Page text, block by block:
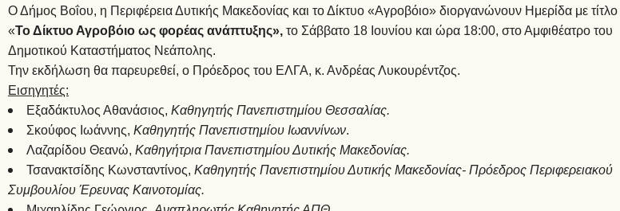
Ο Δήμος Βοΐου, η Περιφέρεια Δυτικής Μακεδονίας και το Δίκτυο «Αγροβόιο» διοργανώνουν Ημερίδα με τίτλο
«Το Δίκτυο Αγροβόιο ως φορέας ανάπτυξης»,το Σάββατο 18 Ιουνίου και ώρα 18:00, στο Αμφιθέατρο του
Δημοτικού Καταστήματος Νεάπολης.
Την εκδήλωση θα παρευρεθεί, ο Πρόεδρος του ΕΛΓΑ, κ. Ανδρέας Λυκουρέντζος.
Εισηγητές:
Εξαδάκτυλος Αθανάσιος, Καθηγητής Πανεπιστημίου Θεσσαλίας.
Σκούφος Ιωάννης, Καθηγητής Πανεπιστημίου Ιωαννίνων.
Λαζαρίδου Θεανώ, Καθηγήτρια Πανεπιστημίου Δυτικής Μακεδονίας.
Τσανακτσίδης Κωνσταντίνος, Καθηγητής Πανεπιστημίου Δυτικής Μακεδονίας- Πρόεδρος Περιφερειακού
Συμβουλίου Έρευνας Καινοτομίας.